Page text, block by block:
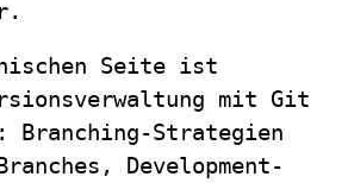
Seite ist
mit Git
Branching-Strategien
Development-